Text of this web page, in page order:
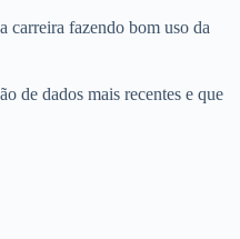
carreira fazendo bom uso da
de dados mais recentes e que